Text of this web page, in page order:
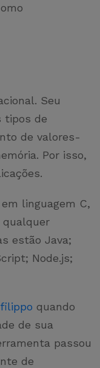
Seu
tipos de
de valores-
Por isso,
linguagem C,
qualquer
estão Java;
Node.js;
quando
de sua
passou
de